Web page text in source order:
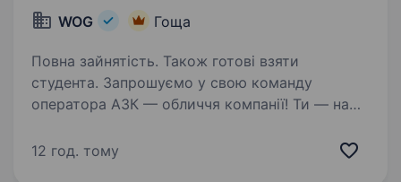
WOG
Гоща
Повна зайнятість. Також готові взяти
студента. Запрошуємо у свою команду
оператора АЗК — обличчя компанії! Ти — наша
до спілкування та готовий/а допомагати
12 год. тому